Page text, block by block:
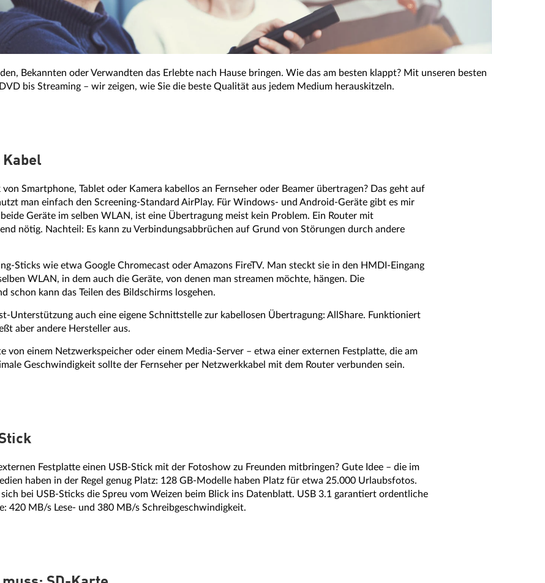
Bekannten oder Verwandten das Erlebte nach Hause bringen. Wie das am besten klappt? Mit unseren besten
bis Streaming – wir zeigen, wie Sie die beste Qualität aus jedem Medium herauskitzeln.
Kabel
Smartphone, Tablet oder Kamera kabellos an Fernseher oder Beamer übertragen? Das geht auf
man einfach den Screening-Standard AirPlay. Für Windows- und Android-Geräte gibt es mir
Geräte im selben WLAN, ist eine Übertragung meist kein Problem. Ein Router mit
nötig. Nachteil: Es kann zu Verbindungsabbrüchen auf Grund von Störungen durch andere
Sticks wie etwa Google Chromecast oder Amazons FireTV. Man steckt sie in den HMDI-Eingang
WLAN, in dem auch die Geräte, von denen man streamen möchte, hängen. Die
schon kann das Teilen des Bildschirms losgehen.
Unterstützung auch eine eigene Schnittstelle zur kabellosen Übertragung: AllShare. Funktioniert
aber andere Hersteller aus.
von einem Netzwerkspeicher oder einem Media-Server – etwa einer externen Festplatte, die am
Geschwindigkeit sollte der Fernseher per Netzwerkkabel mit dem Router verbunden sein.
Festplatte einen USB-Stick mit der Fotoshow zu Freunden mitbringen? Gute Idee – die im
haben in der Regel genug Platz: 128 GB-Modelle haben Platz für etwa 25.000 Urlaubsfotos.
bei USB-Sticks die Spreu vom Weizen beim Blick ins Datenblatt. USB 3.1 garantiert ordentliche
420 MB/s Lese- und 380 MB/s Schreibgeschwindigkeit.